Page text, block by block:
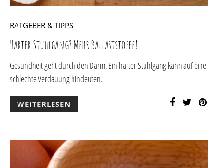
RATGEBER & TIPPS
Harter Stuhlgang? Mehr Ballaststoffe!
Gesundheit geht durch den Darm. Ein harter Stuhlgang kann auf eine
schlechte Verdauung hindeuten.
WEITERLESEN